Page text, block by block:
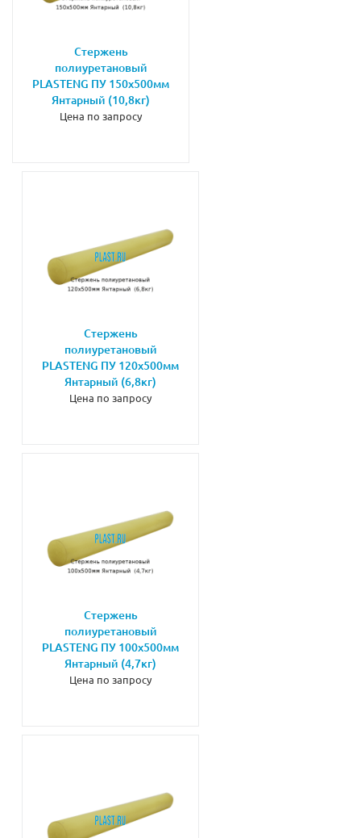
Стержень
полиуретановый
PLASTENG ПУ 150х500мм
Янтарный (10,8кг)
Цена по запросу
Стержень
полиуретановый
PLASTENG ПУ 120х500мм
Янтарный (6,8кг)
Цена по запросу
Стержень
полиуретановый
PLASTENG ПУ 100х500мм
Янтарный (4,7кг)
Цена по запросу